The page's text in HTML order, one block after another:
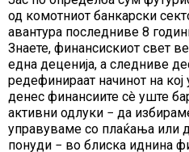
од комотниот банкарски
авантура последниве 8
Знаете, финансискиот свет
една деценија, а следниве
редефинираат начинот на
денес финансиите сè уште
активни одлуки − да
управуваме со плаќања или
понуди − во блиска иднина